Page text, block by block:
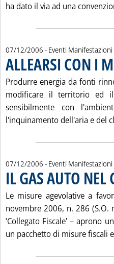
ha dato il via ad una
07/12/2006 - Eventi Manifestazioni
ALLEARSI CON I
Produrre energia da fonti
modificare il territorio ed
sensibilmente con
l'inquinamento dell'aria e del
07/12/2006 - Eventi Manifestazioni
IL GAS AUTO NEL
Le misure agevolative a
novembre 2006, n. 286
‘Collegato Fiscale' – aprono
un pacchetto di misure fiscali